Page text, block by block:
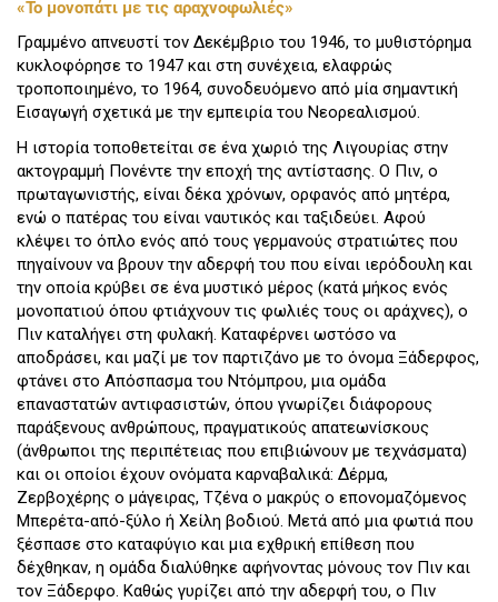
«Το μονοπάτι με τις αραχνοφωλιές»
Γραμμένο απνευστί τον Δεκέμβριο του 1946, το μυθιστόρημα
κυκλοφόρησε το 1947 και στη συνέχεια, ελαφρώς
τροποποιημένο, το 1964, συνοδευόμενο από μία σημαντική
Εισαγωγή σχετικά με την εμπειρία του Νεορεαλισμού.
Η ιστορία τοποθετείται σε ένα χωριό της Λιγουρίας στην
ακτογραμμή Πονέντε την εποχή της αντίστασης. Ο Πιν, ο
πρωταγωνιστής, είναι δέκα χρόνων, ορφανός από μητέρα,
ενώ ο πατέρας του είναι ναυτικός και ταξιδεύει. Αφού
κλέψει το όπλο ενός από τους γερμανούς στρατιώτες που
πηγαίνουν να βρουν την αδερφή του που είναι ιερόδουλη και
την οποία κρύβει σε ένα μυστικό μέρος (κατά μήκος ενός
μονοπατιού όπου φτιάχνουν τις φωλιές τους οι αράχνες), ο
Πιν καταλήγει στη φυλακή. Καταφέρνει ωστόσο να
αποδράσει, και μαζί με τον παρτιζάνο με το όνομα Ξάδερφος,
φτάνει στο Απόσπασμα του Ντόμπρου, μια ομάδα
επαναστατών αντιφασιστών, όπου γνωρίζει διάφορους
παράξενους ανθρώπους, πραγματικούς απατεωνίσκους
(άνθρωποι της περιπέτειας που επιβιώνουν με τεχνάσματα)
και οι οποίοι έχουν ονόματα καρναβαλικά: Δέρμα,
Ζερβοχέρης ο μάγειρας, Τζένα ο μακρύς ο επονομαζόμενος
Μπερέτα-από-ξύλο ή Χείλη βοδιού. Μετά από μια φωτιά που
ξέσπασε στο καταφύγιο και μια εχθρική επίθεση που
δέχθηκαν, η ομάδα διαλύθηκε αφήνοντας μόνους τον Πιν και
τον Ξάδερφο. Καθώς γυρίζει από την αδερφή του, ο Πιν